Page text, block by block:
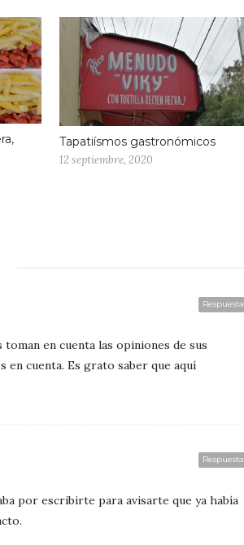
Tapatiísmos gastronómicos
12 septiembre, 2020
Respuesta
en cuenta las opiniones de sus
en cuenta. Es grato saber que aquí
Respuesta
por escribirte para avisarte que ya había